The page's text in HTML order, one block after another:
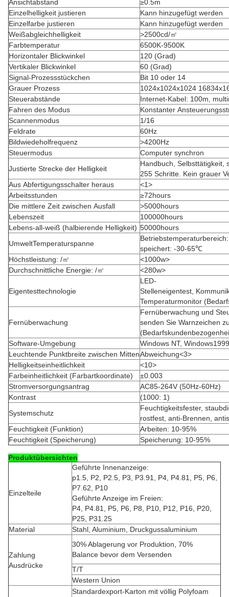
Ansichtabstand
≥0.5m
Einzelhelligkeit justieren
Kann hinzugefügt werden
Einzelfarbe justieren
Kann hinzugefügt werden
Weißabgleichhelligkeit
>2500cd/㎡
Farbtemperatur
6500K-9500K
Horizontaler Blickwinkel
120 (Grad)
Vertikaler Blickwinkel
60 (Grad)
Signal-Prozessstückchen
Bit 10 oder 14
Grauer Prozess
1024x1024x1024
Steuerabstände
Internet-Kabel: 100m,
Fahren des Modus
Konstanter
Scannenmodus
1/16
Feldrate
60Hz
Bildwiedeholfrequenz
>4200Hz
Steuermodus
Computer synchron
Justierte Strecke der Helligkeit
Handbuch, Selbsttätigkeit,
255 Schritte. Kein grauer
Aus Abfertigungsschalter heraus
<1>
Arbeitsstunden
≥72hours
Die mittlere Zeit zwischen Ausfall
>5000hours
Lebenszeit
100000hours
Lebens-all-weiß (halbierende Helligkeit) 50000hours
UmweltTemperaturspanne
speichert: -30-65℃
Höchstleistung: /㎡
<1000w>
Durchschnittliche Energie: /㎡
<280w>
Eigentesttechnologie
LED-
Stelleneigentest,
Temperaturmonitor
Fernüberwachung
Fernüberwachung und
senden Sie Warnzeichen
Software-Umgebung
Windows NT,
Leuchtende Punktbreite zwischen MittenAbweichung<3>
Helligkeitseinheitlichkeit
<10>
Farbeinheitlichkeit (Farbartkoordinate)
±0.003
Stromversorgungsantrag
AC85-264V (50Hz-60Hz)
Kontrast
(1000: 1)
Systemschutz
Feuchtigkeitsfester,
rostfest, anti-Brennen,
Feuchtigkeit (Funktion)
Arbeiten: 10-95%
Feuchtigkeit (Speicherung)
Speicherung: 10-95%
Produktübersichten
Einzelteile
Geführte Innenanzeige:
p1.5, P2, P2.5, P3, P3.91, P4, P4.81, P5, P6,
P7.62, P10
Geführte Anzeige im Freien:
P4, P4.81, P5, P6, P8, P10, P12, P16, P20,
P25, P31.25
Material
Stahl, Aluminium, Druckgussaluminium
Zahlung
Ausdrücke
30% Ablagerung vor Produktion, 70%
Balance bevor dem Versenden
T/T
Western Union
Standardexport-Karton mit völlig Polyfoam